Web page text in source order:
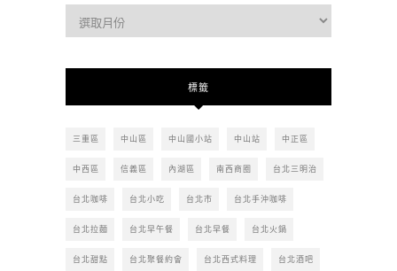
去
標籤
三重區 中山區 中山國小站 中山站 中正區
中西區 信義區 內湖區 南西商圈 台北三明治
台北咖啡 台北小吃 台北市 台北手沖咖啡
台北拉麵 台北早午餐 台北早餐 台北火鍋
台北甜點 台北聚餐約會 台北西式料理 台北酒吧